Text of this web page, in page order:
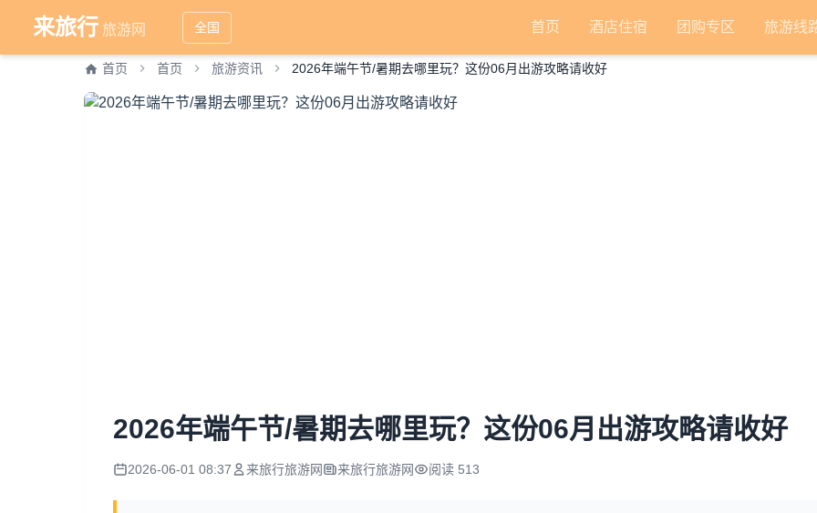
来旅行 旅游网 全国 首页 酒店住宿 团购专区 旅游线
首页 首页 旅游资讯 2026年端午节/暑期去哪里玩？这份06月出游攻略请收好
2026年端午节/暑期去哪里玩？这份06月出游攻略请收好
2026-06-01 08:37 来旅行旅游网 来旅行旅游网 阅读 513